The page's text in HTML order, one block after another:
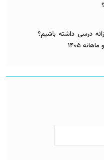
درسی داشته باشیم؟
1405